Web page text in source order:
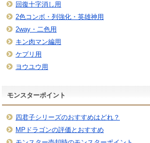
回復十字消し用
2色コンボ・列強化・英雄神用
2way・二色用
キン肉マン編用
ケプリ用
ヨウユウ用
モンスターポイント
四君子シリーズのおすすめはどれ？
MPドラゴンの評価とおすすめ